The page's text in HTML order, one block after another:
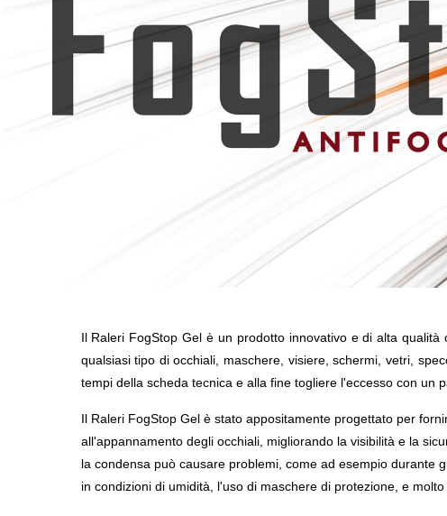
Il Raleri FogStop Gel è un prodotto innovativo e di alta
qualsiasi tipo di occhiali, maschere, visiere, schermi, vetri,
tempi della scheda tecnica e alla fine togliere l'eccesso con
Il Raleri FogStop Gel è stato appositamente progettato per
all'appannamento degli occhiali, migliorando la visibilità e la
la condensa può causare problemi, come ad esempio durante
in condizioni di umidità, l'uso di maschere di protezione, e molto